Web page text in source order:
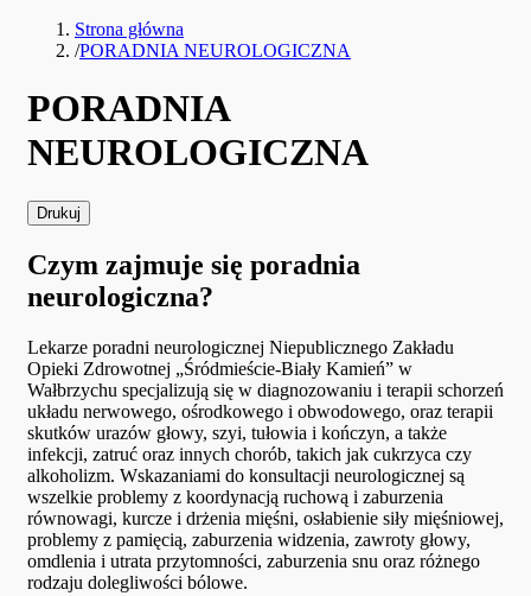
Strona główna
/PORADNIA NEUROLOGICZNA
PORADNIA
NEUROLOGICZNA
Drukuj
Czym zajmuje się poradnia
neurologiczna?
Lekarze poradni neurologicznej Niepublicznego Zakładu
Opieki Zdrowotnej „Śródmieście-Biały Kamień” w
Wałbrzychu specjalizują się w diagnozowaniu i terapii schorzeń
układu nerwowego, ośrodkowego i obwodowego, oraz terapii
skutków urazów głowy, szyi, tułowia i kończyn, a także
infekcji, zatruć oraz innych chorób, takich jak cukrzyca czy
alkoholizm. Wskazaniami do konsultacji neurologicznej są
wszelkie problemy z koordynacją ruchową i zaburzenia
równowagi, kurcze i drżenia mięśni, osłabienie siły mięśniowej,
problemy z pamięcią, zaburzenia widzenia, zawroty głowy,
omdlenia i utrata przytomności, zaburzenia snu oraz różnego
rodzaju dolegliwości bólowe.